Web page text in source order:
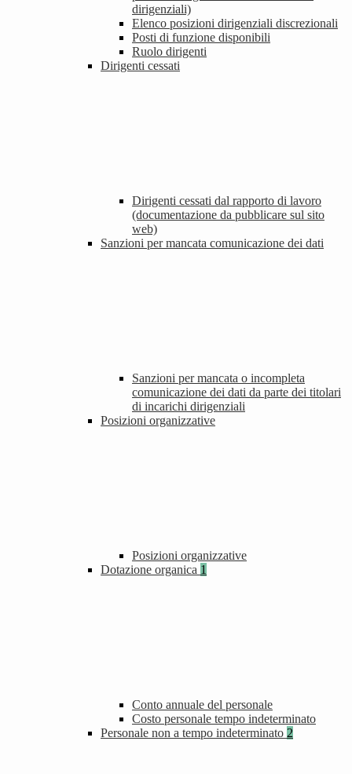
dirigenziali)
Elenco posizioni dirigenziali discrezionali
Posti di funzione disponibili
Ruolo dirigenti
Dirigenti cessati
Dirigenti cessati dal rapporto di lavoro
(documentazione da pubblicare sul sito
web)
Sanzioni per mancata comunicazione dei dati
Sanzioni per mancata o incompleta
comunicazione dei dati da parte dei titolari
di incarichi dirigenziali
Posizioni organizzative
Posizioni organizzative
Dotazione organica 1
Conto annuale del personale
Costo personale tempo indeterminato
Personale non a tempo indeterminato 2